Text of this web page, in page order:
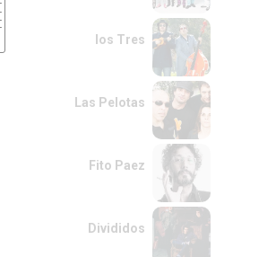
|-----
14----------|-----
|-----
los Tres
Las Pelotas
Fito Paez
Divididos